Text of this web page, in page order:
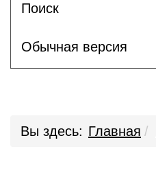
Поиск
Обычная версия
Вы здесь: Главная